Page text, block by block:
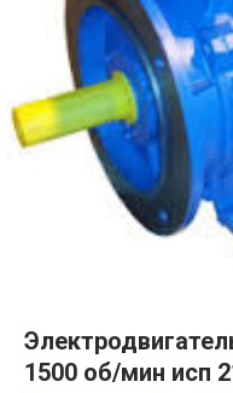
1500 об/мин исп